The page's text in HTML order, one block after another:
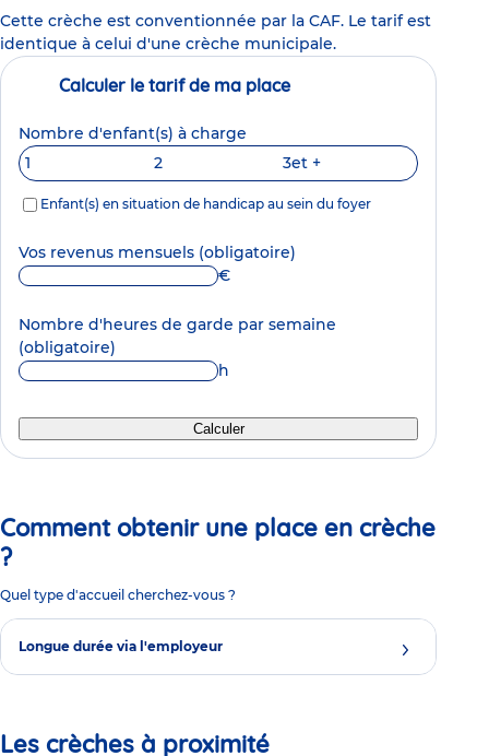
Cette crèche est conventionnée par la CAF. Le tarif est
identique à celui d'une crèche municipale.
Calculer le tarif de ma place
Nombre d'enfant(s) à charge
1
2 3et +
Enfant(s) en situation de handicap au sein du foyer
Vos revenus mensuels (obligatoire)
€
Nombre d'heures de garde par semaine
(obligatoire)
h
Calculer
Comment obtenir une place en crèche
?
Quel type d'accueil cherchez-vous ?
Longue durée via l'employeur
Les crèches à proximité